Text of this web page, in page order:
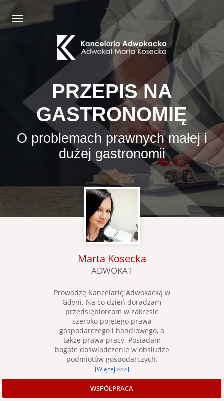
PRZEPIS NA
GASTRONOMIĘ
O problemach prawnych małej i
dużej gastronomii
Marta Kosecka
ADWOKAT
Prowadzę Kancelarię Adwokacką w
Gdyni. Na co dzień doradzam
przedsiębiorcom w zakresie
szeroko pojętego prawa
gospodarczego i handlowego, a
także prawa pracy. Posiadam
bogate doświadczenie w obsłudze
podmiotów gospodarczych.
[Więcej >>>]
WSPÓŁPRACA